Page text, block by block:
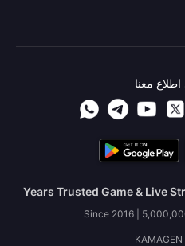
معنا
Since 2016 |